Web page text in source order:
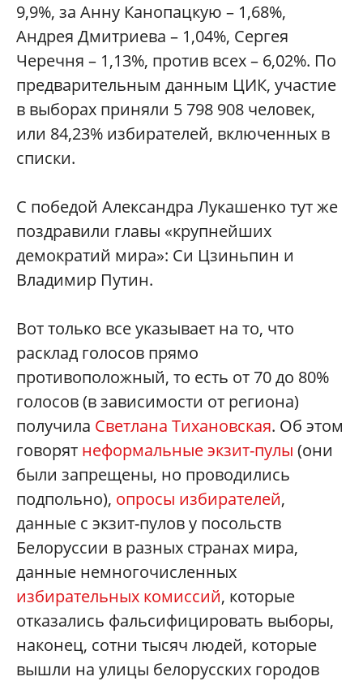
9,9%, за Анну Канопацкую – 1,68%,
Андрея Дмитриева – 1,04%, Сергея
Черечня – 1,13%, против всех – 6,02%. По
предварительным данным ЦИК, участие
в выборах приняли 5 798 908 человек,
или 84,23% избирателей, включенных в
списки.
С победой Александра Лукашенко тут же
поздравили главы «крупнейших
демократий мира»: Си Цзиньпин и
Владимир Путин.
Вот только все указывает на то, что
расклад голосов прямо
противоположный, то есть от 70 до 80%
голосов (в зависимости от региона)
получила Светлана Тихановская. Об этом
говорят неформальные экзит-пулы (они
были запрещены, но проводились
подпольно), опросы избирателей,
данные с экзит-пулов у посольств
Белоруссии в разных странах мира,
данные немногочисленных
избирательных комиссий, которые
отказались фальсифицировать выборы,
наконец, сотни тысяч людей, которые
вышли на улицы белорусских городов